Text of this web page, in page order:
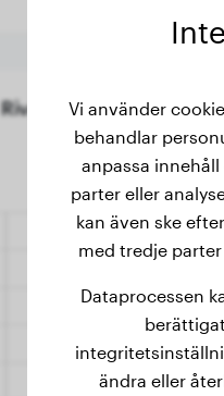
Riva's vikthistorik
Vi använder
behandlar
anpassa
parter eller
kan även ske
med tredje
Dataprocessen
ändra eller